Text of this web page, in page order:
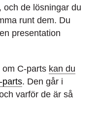
, och de lösningar du
runt dem. Du
presentation
C-parts kan du
parts. Den går i
varför de är så